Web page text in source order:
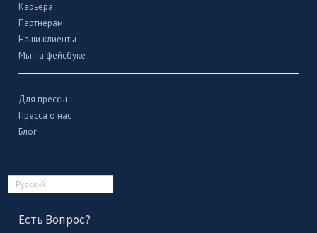
Карьера
Партнерам
Наши клиенты
Мы на фейсбуке
Для прессы
Пресса о нас
Блог
Русский
Есть Вопрос?